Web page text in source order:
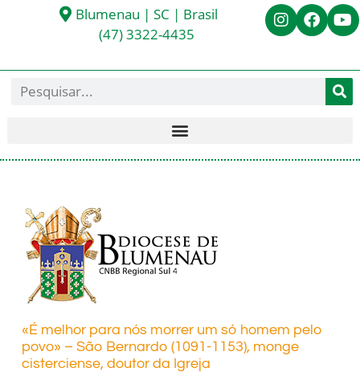
Blumenau | SC | Brasil
(47) 3322-4435
«É melhor para nós morrer um só homem pelo
povo» – São Bernardo (1091-1153), monge
cisterciense, doutor da Igreja